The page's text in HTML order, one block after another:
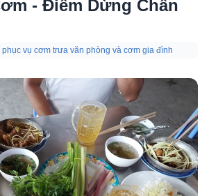
- Điểm Dừng Chân
vụ cơm trưa văn phòng và cơm gia đình